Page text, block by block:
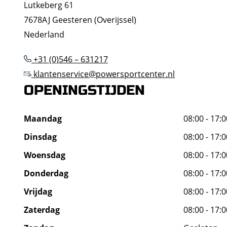
Lutkeberg 61
7678AJ Geesteren (Overijssel)
Nederland
+31 (0)546 – 631217
klantenservice@powersportcenter.nl
OPENINGSTIJDEN
Maandag
08:00 -
Dinsdag
08:00 -
Woensdag
08:00 -
Donderdag
08:00 -
Vrijdag
08:00 -
Zaterdag
08:00 -